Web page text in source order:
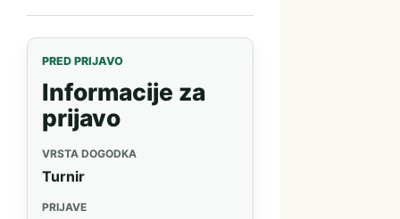
PRED PRIJAVO
Informacije za
prijavo
VRSTA DOGODKA
Turnir
PRIJAVE